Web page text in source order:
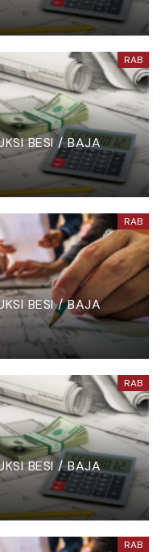
RAB
BESI / BAJA
RAB
BESI / BAJA
RAB
BESI / BAJA
RAB